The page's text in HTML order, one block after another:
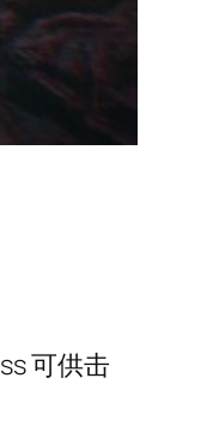
可供击